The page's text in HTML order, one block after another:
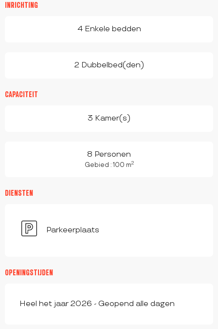
INRICHTING
4 Enkele bedden
2 Dubbelbed(den)
CAPACITEIT
3 Kamer(s)
8 Personen
Gebied : 100 m2
DIENSTEN
Parkeerplaats
OPENINGSTIJDEN
Heel het jaar 2026 - Geopend alle dagen